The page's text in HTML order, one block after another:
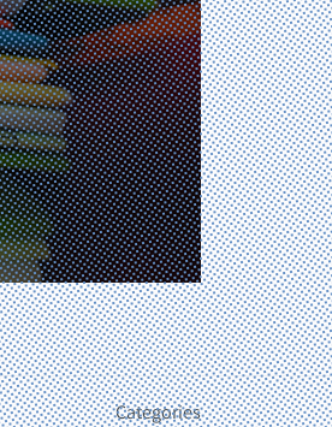
Categories